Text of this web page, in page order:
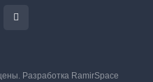
Разработка RamirSpace